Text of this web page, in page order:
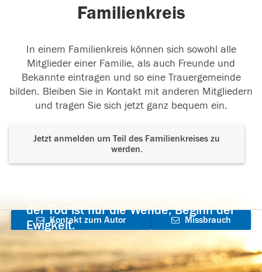
Familienkreis
In einem Familienkreis können sich sowohl alle
Mitglieder einer Familie, als auch Freunde und
Bekannte eintragen und so eine Trauergemeinde
bilden. Bleiben Sie in Kontakt mit anderen Mitgliedern
und tragen Sie sich jetzt ganz bequem ein.
Jetzt anmelden um Teil des Familienkreises zu
werden.
der Tod ist nur die Wende, Beginn der
Ewigkeit.
Kontakt zum Autor
aufnehmen
Missbrauch